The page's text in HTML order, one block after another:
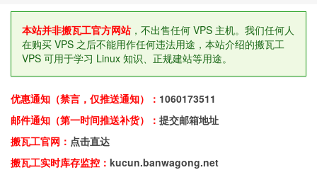
本站并非搬瓦工官方网站，不出售任何 VPS 主机。我们任何人
在购买 VPS 之后不能用作任何违法用途，本站介绍的搬瓦工
VPS 可用于学习 Linux 知识、正规建站等用途。
优惠通知（禁言，仅推送通知）： 1060173511
邮件通知（第一时间推送补货）： 提交邮箱地址
搬瓦工官网： 点击直达
搬瓦工实时库存监控： kucun.banwagong.net